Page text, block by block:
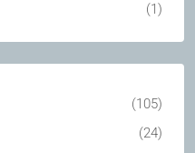
(1)
(105)
(24)